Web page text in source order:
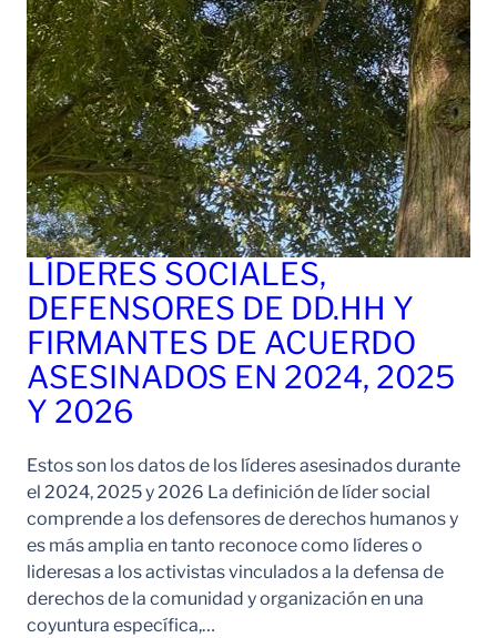
LÍDERES SOCIALES,
DEFENSORES DE DD.HH Y
FIRMANTES DE ACUERDO
ASESINADOS EN 2024, 2025
Y 2026
Estos son los datos de los líderes asesinados durante
el 2024, 2025 y 2026 La definición de líder social
comprende a los defensores de derechos humanos y
es más amplia en tanto reconoce como líderes o
lideresas a los activistas vinculados a la defensa de
derechos de la comunidad y organización en una
coyuntura específica,…